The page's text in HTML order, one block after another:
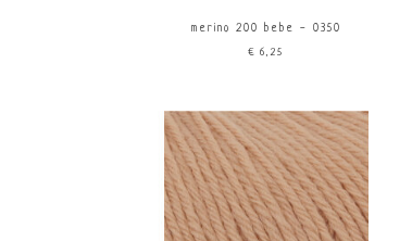
merino 200 bebe - 0350
€6,25